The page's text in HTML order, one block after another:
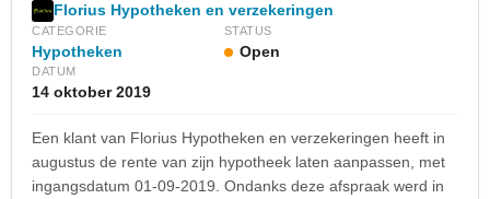
Florius Hypotheken en verzekeringen
CATEGORIE
Hypotheken
STATUS
Open
DATUM
14 oktober 2019
Een klant van Florius Hypotheken en verzekeringen heeft in
augustus de rente van zijn hypotheek laten aanpassen, met
ingangsdatum 01-09-2019. Ondanks deze afspraak werd in